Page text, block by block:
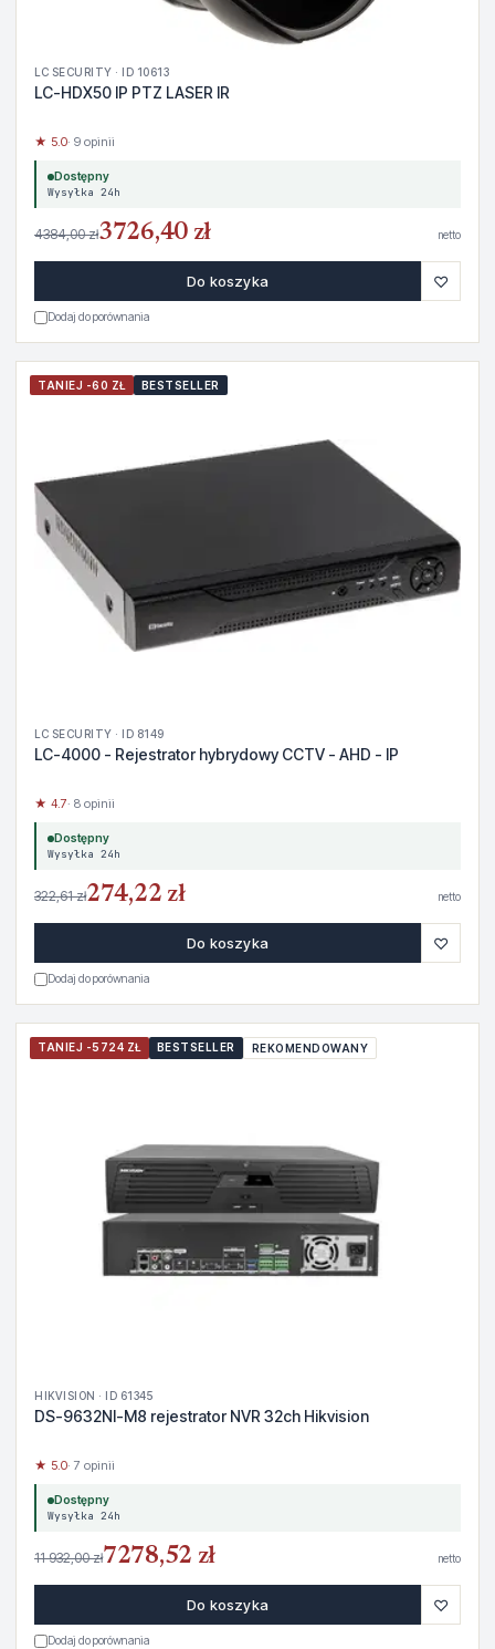
LC SECURITY · ID 10613
LC-HDX50 IP PTZ LASER IR
★ 5.0· 9 opinii
Dostępny
Wysyłka 24h
4384,00 zł3726,40 zł netto
Do koszyka ♡
Dodaj do porównania
TANIEJ -60 ZŁ BESTSELLER
LC SECURITY · ID 8149
LC-4000 - Rejestrator hybrydowy CCTV - AHD - IP
★ 4.7· 8 opinii
Dostępny
Wysyłka 24h
322,61 zł274,22 zł netto
Do koszyka ♡
Dodaj do porównania
TANIEJ -5724 ZŁ BESTSELLER REKOMENDOWANY
HIKVISION · ID 61345
DS-9632NI-M8 rejestrator NVR 32ch Hikvision
★ 5.0· 7 opinii
Dostępny
Wysyłka 24h
11 932,00 zł7278,52 zł netto
Do koszyka ♡
Dodaj do porównania